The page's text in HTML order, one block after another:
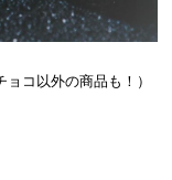
コ以外の商品も！）